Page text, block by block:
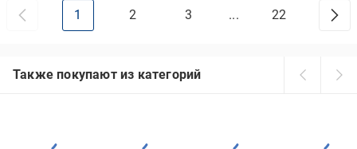
1 2 3 ... 22
Также покупают из категорий